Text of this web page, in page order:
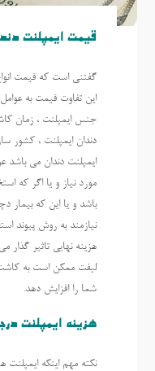
قیمت ایمپلنت
گفتنی است که قیمت
این تفاوت قیمت به
جنس ایمپلنت ، زمان
دندان ایمپلنت ، کشور
ایمپلنت دندان می باشد
مورد نیاز و یا اگر که
باشد و یا این که بیمار
نیازمند به روش پیوند
هزینه نهایی تاثیر گذار
لیفت ممکن است به کاشت
شما را افزایش دهد.
هزینه ایمپلنت
نکته مهم اینکه